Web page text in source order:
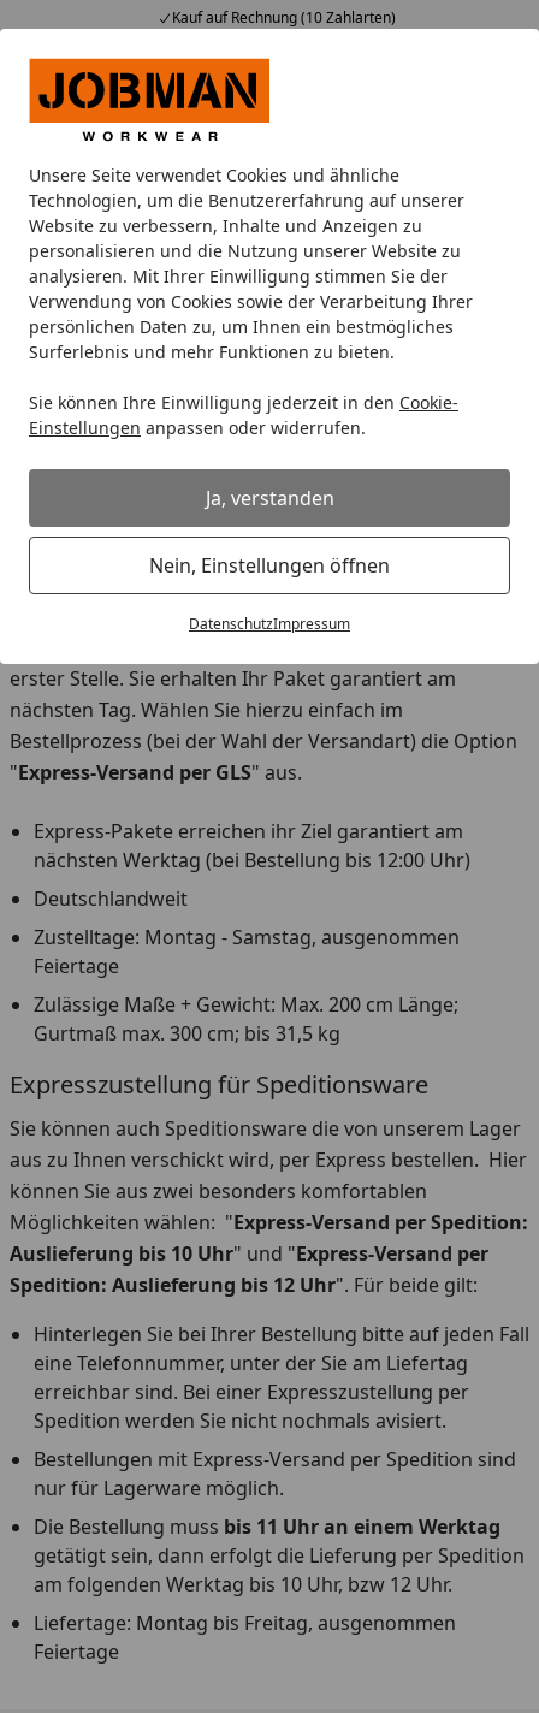
Unsere Seite verwendet Cookies und ähnliche
Technologien, um die Benutzererfahrung auf unserer
Website zu verbessern, Inhalte und Anzeigen zu
personalisieren und die Nutzung unserer Website zu
analysieren. Mit Ihrer Einwilligung stimmen Sie der
Verwendung von Cookies sowie der Verarbeitung Ihrer
persönlichen Daten zu, um Ihnen ein bestmögliches
Surferlebnis und mehr Funktionen zu bieten.
Sie können Ihre Einwilligung jederzeit in den Cookie-
Einstellungen anpassen oder widerrufen.
Ja, verstanden
Nein, Einstellungen öffnen
DatenschutzImpressum
Kauf auf Rechnung (10 Zahlarten)
Alle Produkte
Mein Konto
Suchen
Startseite
Expresszustellung für Lagerware
Expresszustellung
Gut zu wissen: Die Preise der
Expresszustellung berechnen sich anhand der
Paketanzahl.
Wenn Ihre Bestellung auf mehrere Pakete
verteilt werden muss, werden die Kosten für
die Expresslieferung anhand der tatsächlichen
Anzahl an Paketen berechnet.
GLS Expresszustellung
erster Stelle. Sie erhalten Ihr Paket garantiert am
nächsten Tag. Wählen Sie hierzu einfach im
Bestellprozess (bei der Wahl der Versandart) die Option
"Express-Versand per GLS" aus.
Express-Pakete erreichen ihr Ziel garantiert am
nächsten Werktag (bei Bestellung bis 12:00 Uhr)
Deutschlandweit
Zustelltage: Montag - Samstag, ausgenommen
Feiertage
Zulässige Maße + Gewicht: Max. 200 cm Länge;
Gurtmaß max. 300 cm; bis 31,5 kg
Expresszustellung für Speditionsware
Sie können auch Speditionsware die von unserem Lager
aus zu Ihnen verschickt wird, per Express bestellen. Hier
können Sie aus zwei besonders komfortablen
Möglichkeiten wählen: "Express-Versand per Spedition:
Auslieferung bis 10 Uhr" und "Express-Versand per
Spedition: Auslieferung bis 12 Uhr". Für beide gilt:
Hinterlegen Sie bei Ihrer Bestellung bitte auf jeden Fall
eine Telefonnummer, unter der Sie am Liefertag
erreichbar sind. Bei einer Expresszustellung per
Spedition werden Sie nicht nochmals avisiert.
Bestellungen mit Express-Versand per Spedition sind
nur für Lagerware möglich.
Die Bestellung muss bis 11 Uhr an einem Werktag
getätigt sein, dann erfolgt die Lieferung per Spedition
am folgenden Werktag bis 10 Uhr, bzw 12 Uhr.
Liefertage: Montag bis Freitag, ausgenommen
Feiertage